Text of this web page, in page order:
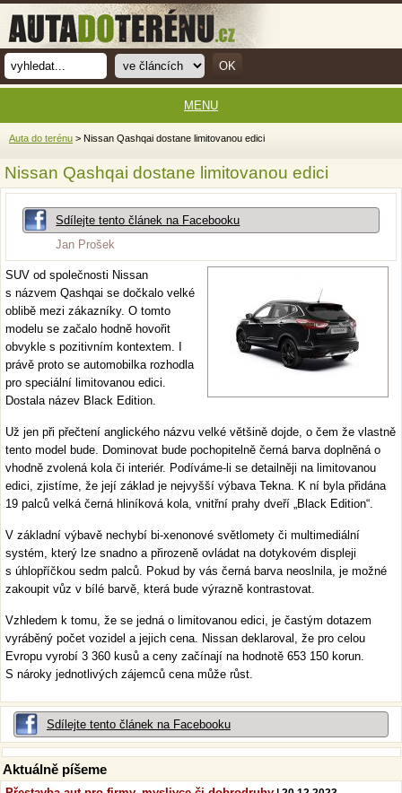
Auta do terénu > Nissan Qashqai dostane limitovanou edici
Nissan Qashqai dostane limitovanou edici
Sdílejte tento článek na Facebooku
Jan Prošek
SUV od společnosti Nissan
s názvem Qashqai se dočkalo velké
oblibě mezi zákazníky. O tomto
modelu se začalo hodně hovořit
obvykle s pozitivním kontextem. I
právě proto se automobilka rozhodla
pro speciální limitovanou edici.
Dostala název Black Edition.
Už jen při přečtení anglického názvu velké většině dojde, o čem že vlastně
tento model bude. Dominovat bude pochopitelně černá barva doplněná o
vhodně zvolená kola či interiér. Podíváme-li se detailněji na limitovanou
edici, zjistíme, že její základ je nejvyšší výbava Tekna. K ní byla přidána
19 palců velká černá hliníková kola, vnitřní prahy dveří „Black Edition“.
V základní výbavě nechybí bi-xenonové světlomety či multimediální
systém, který lze snadno a přirozeně ovládat na dotykovém displeji
s úhlopříčkou sedm palců. Pokud by vás černá barva neoslnila, je možné
zakoupit vůz v bílé barvě, která bude výrazně kontrastovat.
Vzhledem k tomu, že se jedná o limitovanou edici, je častým dotazem
vyráběný počet vozidel a jejich cena. Nissan deklaroval, že pro celou
Evropu vyrobí 3 360 kusů a ceny začínají na hodnotě 653 150 korun.
S nároky jednotlivých zájemců cena může růst.
Sdílejte tento článek na Facebooku
Aktuálně píšeme
MENU